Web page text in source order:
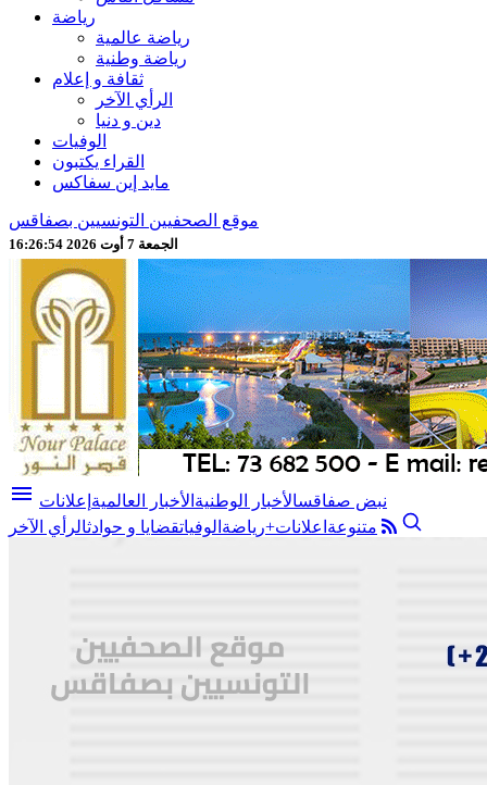
رياضة
رياضة عالمية
رياضة وطنية
ثقافة و إعلام
الرأي الآخر
دين و دنيا
الوفيات
القراء يكتبون
مايد إين سفاكس
موقع الصحفيين التونسيين بصفاقس
الجمعة 7 أوت 2026 16:26:56
menu نبض صفاقسالأخبار الوطنية الأخبار العالمية إعلانات
متنوعة اعلانات+رياضة الوفياتقضايا و حوادثالرأي الآخر